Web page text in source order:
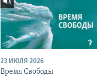
23 ИЮЛЯ 2026
Время Свободы